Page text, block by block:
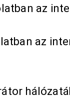
az
az